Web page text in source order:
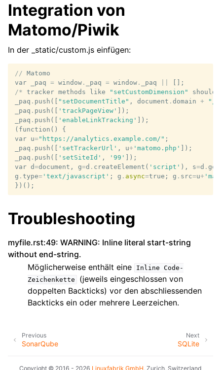
Integration von
Matomo/Piwik
In der _static/custom.js einfügen:
// Matomo
var
_paq = window . _paq = window . _paq
[];
/* tracker methods like "setCustomDimension" should
_paq . push ([ "setDocumentTitle" , document . domain +
"/"
_paq . push ([ 'trackPageView'
]);
_paq . push ([ 'enableLinkTracking'
]);
( function ()
{
var u="https://analytics.example.com/" ;
_paq . push ([ 'setTrackerUrl' , u+ 'matomo.php'
]);
_paq . push ([ 'setSiteId' , '99'
]);
var d=document , g=d . createElement ( 'script' ), s=d .
g . type= 'text/javascript' ; g . async=true ; g . src=u+
})();
Troubleshooting
myfile.rst:49: WARNING: Inline literal start-string
without end-string.
Möglicherweise enthält eine
Inline Code-
Zeichenkette
(jeweils eingeschlossen von
doppelten Backticks) vor den abschliessenden
Backticks ein oder mehrere Leerzeichen.
Next
SQLite
Previous
SonarQube
Copyright © 2016 - 2026 Linuxfabrik GmbH , Zurich, Switzerland